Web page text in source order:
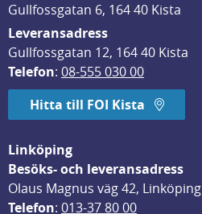
Gullfossgatan 6, 164 40 Kista
Leveransadress
Gullfossgatan 12, 164 40 Kista
Telefon: 08-555 030 00
Hitta till FOI Kista
Linköping
Besöks- och leveransadress
Olaus Magnus väg 42, Linköping
Telefon: 013-37 80 00